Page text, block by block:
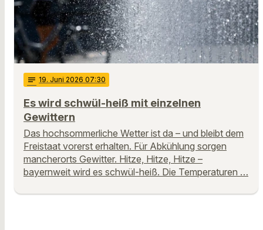
notes 19. Juni 2026 07:30
Es wird schwül-heiß mit einzelnen
Gewittern
Das hochsommerliche Wetter ist da – und bleibt dem
Freistaat vorerst erhalten. Für Abkühlung sorgen
mancherorts Gewitter. Hitze, Hitze, Hitze –
bayernweit wird es schwül-heiß. Die Temperaturen …